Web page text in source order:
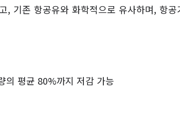
, 기존 항공유와 화학적으로 유사하며, 항
의 평균 80%까지 저감 가능